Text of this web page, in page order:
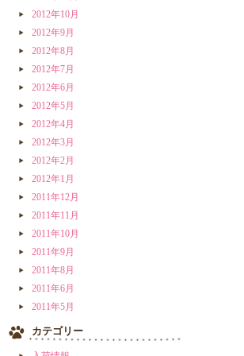
2012年10月
2012年9月
2012年8月
2012年7月
2012年6月
2012年5月
2012年4月
2012年3月
2012年2月
2012年1月
2011年12月
2011年11月
2011年10月
2011年9月
2011年8月
2011年6月
2011年5月
カテゴリー